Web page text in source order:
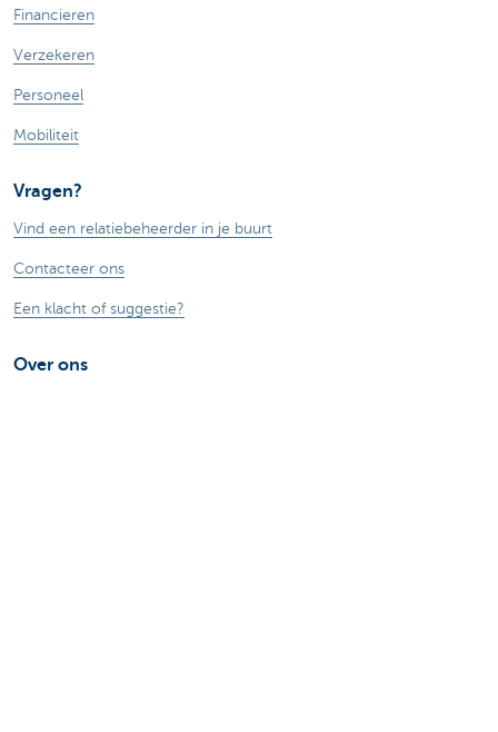
Financieren
Verzekeren
Personeel
Mobiliteit
Vragen?
Vind een relatiebeheerder in je buurt
Contacteer ons
Een klacht of suggestie?
Over ons